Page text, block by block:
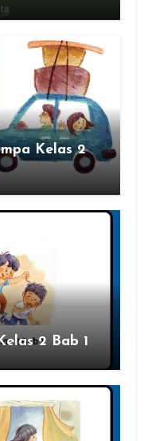
Kelas 2
2 Bab 1